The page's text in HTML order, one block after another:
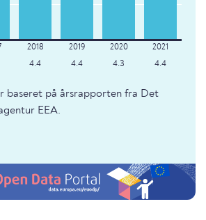
4.4 4.4 4.3 4.4
baseret på årsrapporten fra Det
EEA.